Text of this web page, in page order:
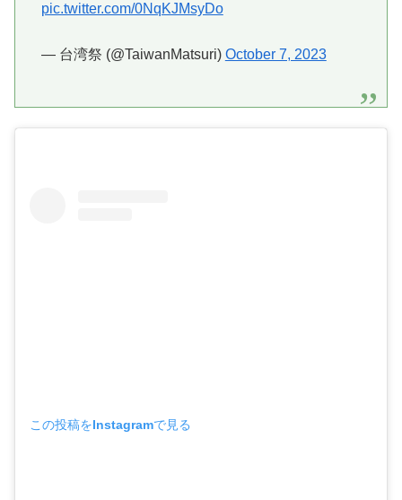
pic.twitter.com/0NqKJMsyDo
— 台湾祭 (@TaiwanMatsuri) October 7, 2023
この投稿をInstagramで見る